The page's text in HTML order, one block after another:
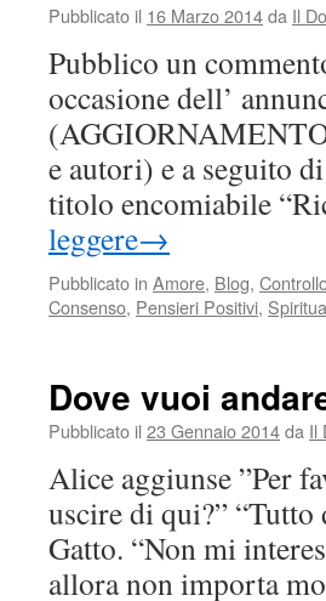
ti
Pubblicato il 16 Marzo 2014da Il
Pubblico un
occasione dell’
e autori) e a seguito
titolo encomiabile
leggere→
Pubblicato in Amore, Blog,
Consenso, Pensieri Positivi,
Dove vuoi
Pubblicato il 23 Gennaio 2014da Il
Alice aggiunse ”Per
uscire di qui?”
Gatto. “Non mi
allora non importa